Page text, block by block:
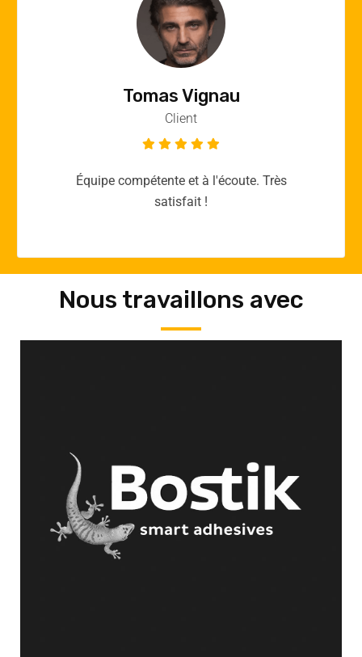
Vincent Quere
Client
Merci yellow365.work pour votre expertise!
Nous travaillons avec